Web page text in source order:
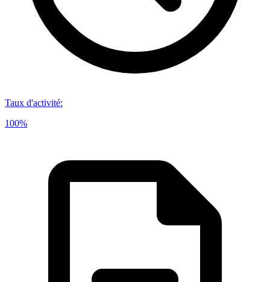
Taux d'activité:
100%